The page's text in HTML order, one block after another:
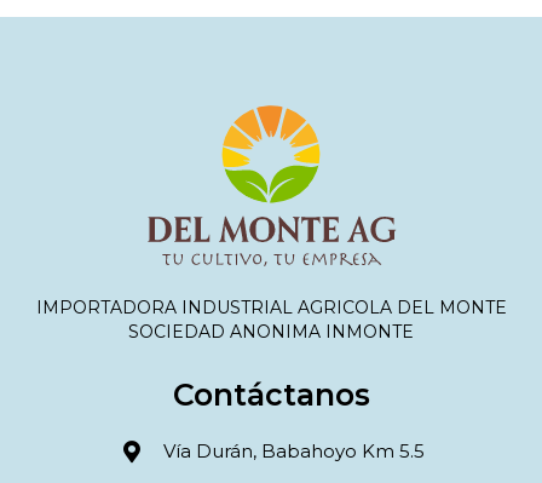
IMPORTADORA INDUSTRIAL AGRICOLA DEL MONTE
SOCIEDAD ANONIMA INMONTE
Contáctanos
Vía Durán, Babahoyo Km 5.5